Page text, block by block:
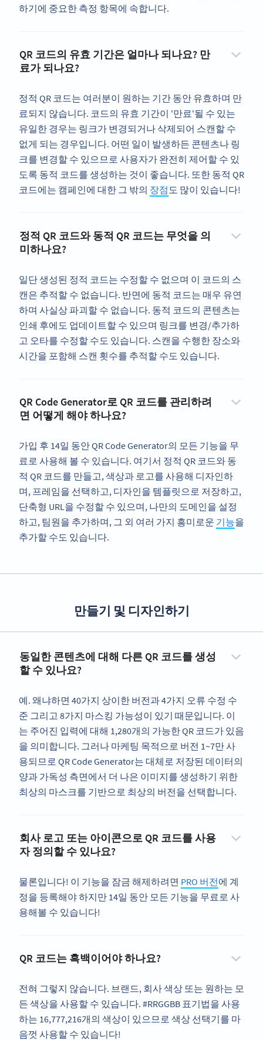
하기에 중요한 측정 항목에 속합니다.
QR 코드의 유효 기간은 얼마나 되나요? 만
료가 되나요?
정적 QR 코드는 여러분이 원하는 기간 동안 유효하며 만
료되지 않습니다. 코드의 유효 기간이 '만료'될 수 있는
유일한 경우는 링크가 변경되거나 삭제되어 스캔할 수
없게 되는 경우입니다. 어떤 일이 발생하든 콘텐츠나 링
크를 변경할 수 있으므로 사용자가 완전히 제어할 수 있
도록 동적 코드를 생성하는 것이 좋습니다. 또한 동적 QR
코드에는 캠페인에 대한 그 밖의 장점도 많이 있습니다!
정적 QR 코드와 동적 QR 코드는 무엇을 의
미하나요?
일단 생성된 정적 코드는 수정할 수 없으며 이 코드의 스
캔은 추적할 수 없습니다. 반면에 동적 코드는 매우 유연
하며 사실상 파괴할 수 없습니다. 동적 코드의 콘텐츠는
인쇄 후에도 업데이트할 수 있으며 링크를 변경/추가하
고 오타를 수정할 수도 있습니다. 스캔을 수행한 장소와
시간을 포함해 스캔 횟수를 추적할 수도 있습니다.
QR Code Generator로 QR 코드를 관리하려
면 어떻게 해야 하나요?
가입 후 14일 동안 QR Code Generator의 모든 기능을 무
료로 사용해 볼 수 있습니다. 여기서 정적 QR 코드와 동
적 QR 코드를 만들고, 색상과 로고를 사용해 디자인하
며, 프레임을 선택하고, 디자인을 템플릿으로 저장하고,
단축형 URL을 수정할 수 있으며, 나만의 도메인을 설정
하고, 팀원을 추가하며, 그 외 여러 가지 흥미로운 기능을
추가할 수도 있습니다.
만들기 및 디자인하기
동일한 콘텐츠에 대해 다른 QR 코드를 생성
할 수 있나요?
예. 왜냐하면 40가지 상이한 버전과 4가지 오류 수정 수
준 그리고 8가지 마스킹 가능성이 있기 때문입니다. 이
는 주어진 입력에 대해 1,280개의 가능한 QR 코드가 있음
을 의미합니다. 그러나 마케팅 목적으로 버전 1~7만 사
용되므로 QR Code Generator는 대체로 저장된 데이터의
양과 가독성 측면에서 더 나은 이미지를 생성하기 위한
최상의 마스크를 기반으로 최상의 버전을 선택합니다.
회사 로고 또는 아이콘으로 QR 코드를 사용
자 정의할 수 있나요?
물론입니다! 이 기능을 잠금 해제하려면 PRO 버전에 계
정을 등록해야 하지만 14일 동안 모든 기능을 무료로 사
용해볼 수 있습니다!
QR 코드는 흑백이어야 하나요?
전혀 그렇지 않습니다. 브랜드, 회사 색상 또는 원하는 모
든 색상을 사용할 수 있습니다. #RRGGBB 표기법을 사용
하는 16,777,216개의 색상이 있으므로 색상 선택기를 마
음껏 사용할 수 있습니다!